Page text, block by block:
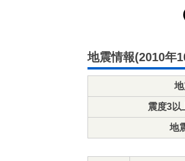
地震情報(2010年
震度3以
地